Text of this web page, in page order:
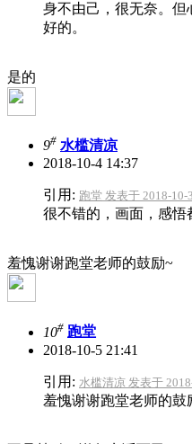
身不由己，很无奈。但
好的。
是的
9# 水槛清凉
2018-10-4 14:37
引用: 跑堂 发表于 2018-10-
很不错的，画面，感悟
羞愧谢谢跑堂老师的鼓励~
10# 跑堂
2018-10-5 21:41
引用: 水槛清凉 发表于
羞愧谢谢跑堂老师的鼓